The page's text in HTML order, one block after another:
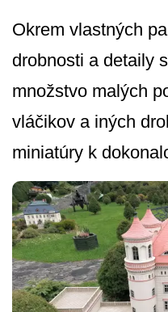
Okrem vlastných
drobnosti a detaily
množstvo malých
vláčikov a iných
miniatúry k